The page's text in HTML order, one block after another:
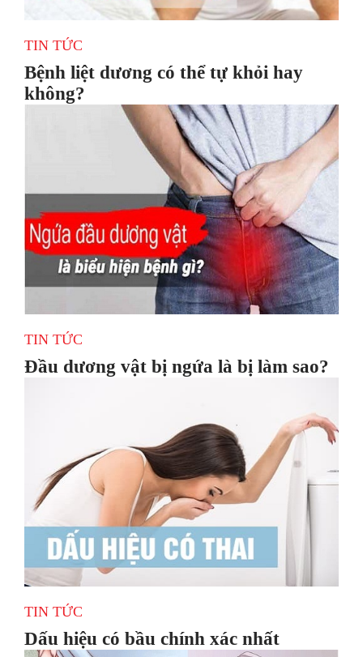
TIN TỨC
Bệnh liệt dương có thể tự khỏi hay
không?
TIN TỨC
Đầu dương vật bị ngứa là bị làm sao?
TIN TỨC
Dấu hiệu có bầu chính xác nhất